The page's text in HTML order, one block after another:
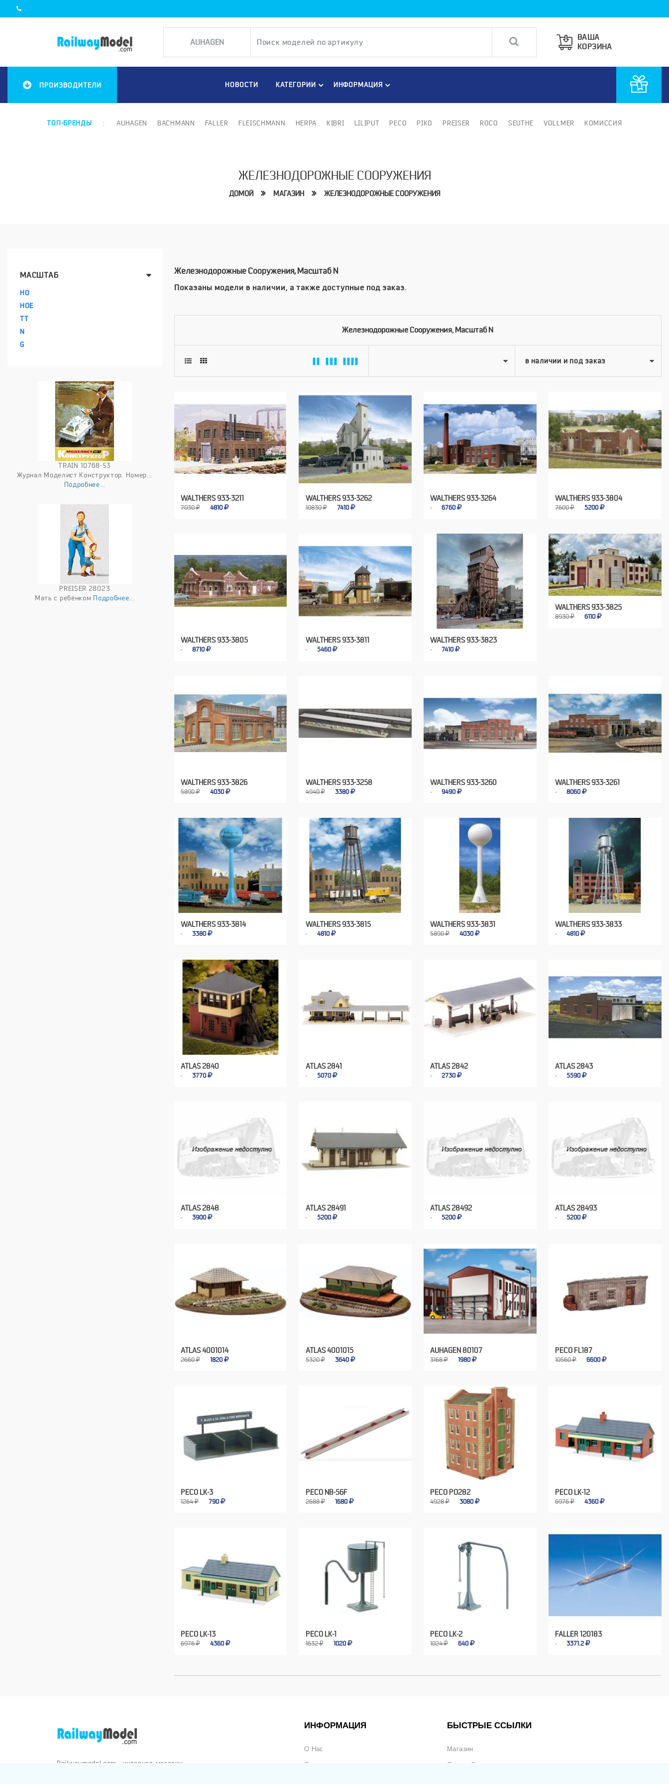
ВАША
КОРЗИНА
ПРОИЗВОДИТЕЛИ НОВОСТИ КАТЕГОРИИ ИНФОРМАЦИЯ
ТОП-БРЕНДЫ : AUHAGEN BACHMANN FALLER FLEISCHMANN HERPA KIBRI LILIPUT PECO PIKO PREISER ROCO SEUTHE VOLLMER КОМИССИЯ
ЖЕЛЕЗНОДОРОЖНЫЕ СООРУЖЕНИЯ
ДОМОЙ МАГАЗИН ЖЕЛЕЗНОДОРОЖНЫЕ СООРУЖЕНИЯ
МАСШТАБ
HO
HOE
TT
N
G
TRAIN 10768-53
Журнал Моделист Конструктор. Номер...
Подробнее...
PREISER 28023
Мать с ребёнкомПодробнее...
Железнодорожные Сооружения, Масштаб N
Показаны модели в наличии, а также доступные под заказ.
Железнодорожные Сооружения, Масштаб N
WALTHERS 933-3211
7030 ₽ 4810
WALTHERS 933-3262
10830 ₽ 7410
WALTHERS 933-3264
6760
WALTHERS 933-3804
7600 ₽ 5200
WALTHERS 933-3805
8710
WALTHERS 933-3811
5460
WALTHERS 933-3823
7410
WALTHERS 933-3825
8930 ₽ 6110
WALTHERS 933-3826
5890 ₽ 4030
WALTHERS 933-3258
4940 ₽ 3380
WALTHERS 933-3260
9490
WALTHERS 933-3261
8060
WALTHERS 933-3814
3380
WALTHERS 933-3815
4810
WALTHERS 933-3831
5890 ₽ 4030
WALTHERS 933-3833
4810
ATLAS 2840
3770
ATLAS 2841
5070
ATLAS 2842
2730
ATLAS 2843
5590
ATLAS 2848
3900
ATLAS 28491
5200
ATLAS 28492
5200
ATLAS 28493
5200
ATLAS 4001014
2660 ₽ 1820
ATLAS 4001015
5320 ₽ 3640
AUHAGEN 80107
3168 ₽ 1980
PECO FL187
10560 ₽ 6600
PECO LK-3
1264 ₽ 790
PECO NB-56F
2688 ₽ 1680
PECO PO282
4928 ₽ 3080
PECO LK-12
6976 ₽ 4360
PECO LK-13
6976 ₽ 4360
PECO LK-1
1632 ₽ 1020
PECO LK-2
1024 ₽ 640
FALLER 120183
3371.2
Railwaymodel.com - интернет-магазин
ИНФОРМАЦИЯ
О Нас
Оплата
БЫСТРЫЕ ССЫЛКИ
Магазин
Статус Заказа